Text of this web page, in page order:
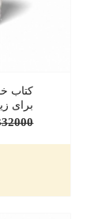
کتاب
برای